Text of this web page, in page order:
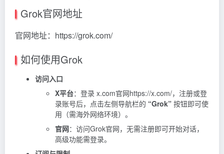
Grok官网地址
官网地址：https://grok.com/
如何使用Grok
访问入口
X平台：登录 x.com官网https://x.com/，注册或登
录账号后，点击左侧导航栏的 “Grok” 按钮即可使
用（需海外网络环境）。
官网：访问Grok官网，无需注册即可开始对话，
高级功能需登录。